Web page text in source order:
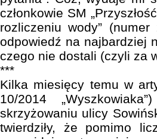
członkowie SM
rozliczeniu wody” (numer
odpowiedź na najbardziej
czego nie dostali (czyli za
***
Kilka miesięcy temu w
10/2014
skrzyżowaniu ulicy
twierdziły, że pomimo